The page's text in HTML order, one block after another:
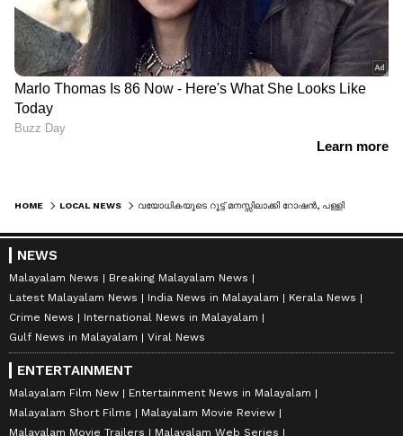
HOME LOCAL NEWS
NEWS
Malayalam News
Breaking Malayalam News
Latest Malayalam News
India News in Malayalam
Kerala News
Crime News
International News in Malayalam
Gulf News in Malayalam
Viral News
ENTERTAINMENT
Malayalam Film New
Entertainment News in Malayalam
Malayalam Short Films
Malayalam Movie Review
Malayalam Movie Trailers
Malayalam Web Series